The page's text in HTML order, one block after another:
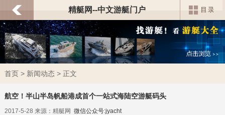
精艇网--中文游艇门户
首页> 新闻动态> 正文
航空！半山半岛帆船港成首个一站式海陆空游艇码头
2017-5-28 来源：精艇网 微信公众号:jyacht